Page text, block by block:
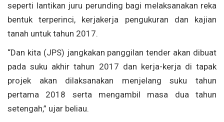
seperti lantikan juru perunding bagi melaksanakan reka
bentuk terperinci, kerjakerja pengukuran dan kajian
tanah untuk tahun 2017.
“Dan kita (JPS) jangkakan panggilan tender akan dibuat
pada suku akhir tahun 2017 dan kerja-kerja di tapak
projek akan dilaksanakan menjelang suku tahun
pertama 2018 serta mengambil masa dua tahun
setengah,” ujar beliau.